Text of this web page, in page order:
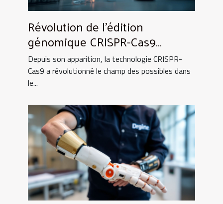
Révolution de l'édition
génomique CRISPR-Cas9
quelles perspectives pour la
médecine
Depuis son apparition, la technologie CRISPR-
Cas9 a révolutionné le champ des possibles dans
le...